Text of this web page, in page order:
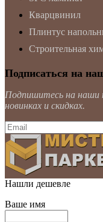
Кварцвинил
Плинтус
Строительная
Подписаться на
Подпишитесь на наши
новинках и скидках.
Нашли дешевле
Ваше имя